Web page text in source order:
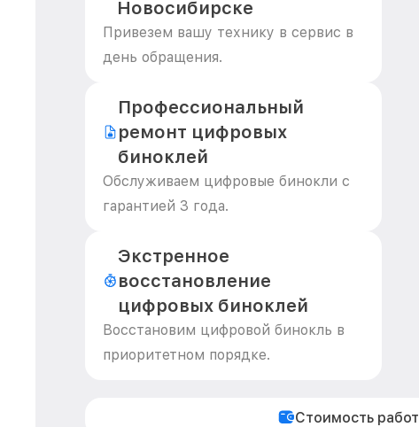
Новосибирске
Привезем вашу технику в сервис в
день обращения.
Профессиональный
ремонт цифровых
биноклей
Обслуживаем цифровые бинокли с
гарантией 3 года.
Экстренное
восстановление
цифровых биноклей
Восстановим цифровой бинокль в
приоритетном порядке.
Стоимость работ